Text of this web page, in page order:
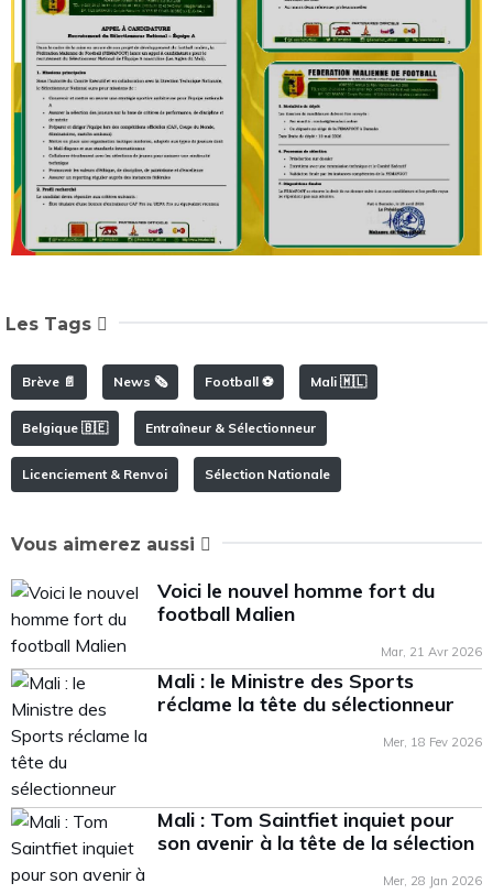
Les Tags
Brève 📄 News 🗞️ Football ⚽️ Mali 🇲🇱
Belgique 🇧🇪 Entraîneur & Sélectionneur
Licenciement & Renvoi Sélection Nationale
Vous aimerez aussi
Voici le nouvel homme fort du
football Malien
Mar, 21 Avr 2026
Mali : le Ministre des Sports
réclame la tête du sélectionneur
Mer, 18 Fev 2026
Mali : Tom Saintfiet inquiet pour
son avenir à la tête de la sélection
Mer, 28 Jan 2026